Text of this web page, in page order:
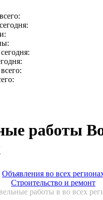
работы
Объявления во всех
Строительство и ремонт
работы в во всех